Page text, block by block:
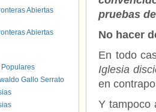
pruebas
No hacer
En todo
Iglesia
en
Y tampoco
Abiertas
Abiertas
Gallo Serrato